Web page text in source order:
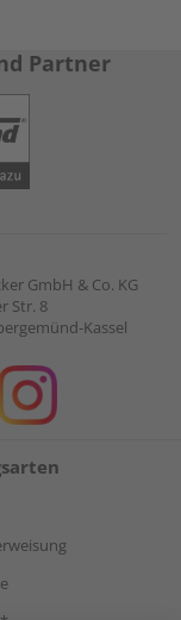
Partner
GmbH & Co. KG
Str. 8
Kassel